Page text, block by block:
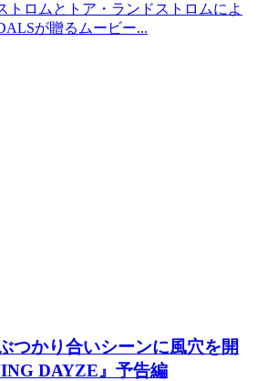
トロムとトア・ランドストロムによ
が贈るムービー...
つかり合いシーンに風穴を開
DAYZE』予告編